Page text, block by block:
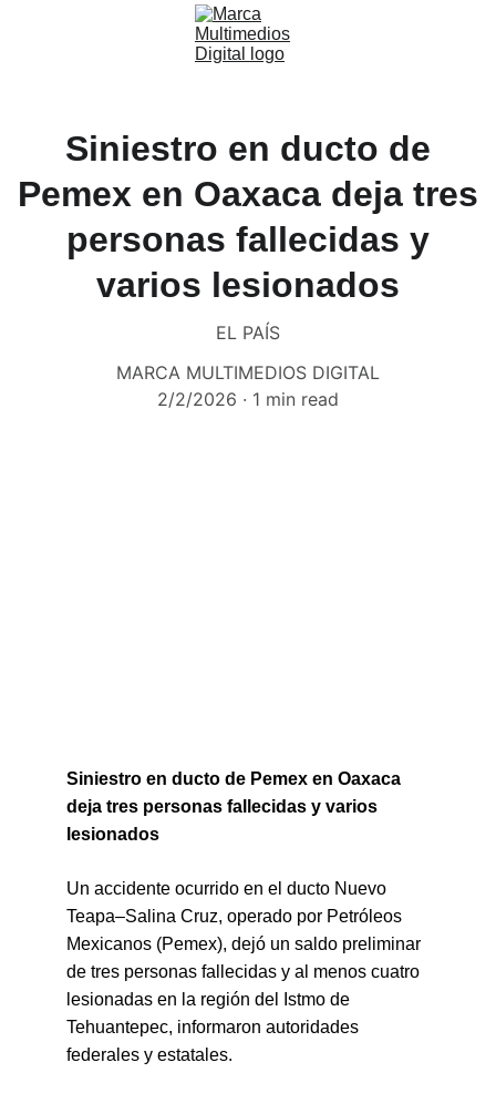
Siniestro en ducto de
Pemex en Oaxaca deja tres
personas fallecidas y
varios lesionados
EL PAÍS
MARCA MULTIMEDIOS DIGITAL
2/2/2026
1 min read
Siniestro en ducto de Pemex en Oaxaca
deja tres personas fallecidas y varios
lesionados
Un accidente ocurrido en el ducto Nuevo
Teapa–Salina Cruz, operado por Petróleos
Mexicanos (Pemex), dejó un saldo preliminar
de tres personas fallecidas y al menos cuatro
lesionadas en la región del Istmo de
Tehuantepec, informaron autoridades
federales y estatales.